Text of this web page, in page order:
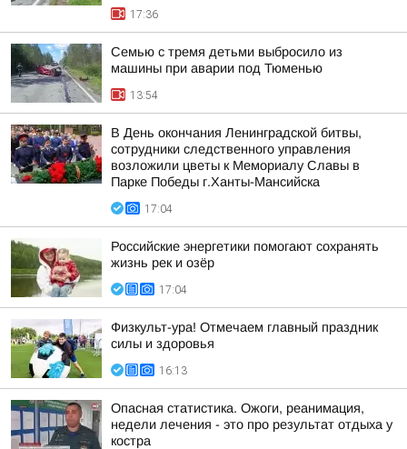
17:36
Семью с тремя детьми выбросило из
машины при аварии под Тюменью
13:54
В День окончания Ленинградской битвы,
сотрудники следственного управления
возложили цветы к Мемориалу Славы в
Парке Победы г.Ханты-Мансийска
17:04
Российские энергетики помогают сохранять
жизнь рек и озёр
17:04
Физкульт-ура! Отмечаем главный праздник
силы и здоровья
16:13
Опасная статистика. Ожоги, реанимация,
недели лечения - это про результат отдыха у
костра